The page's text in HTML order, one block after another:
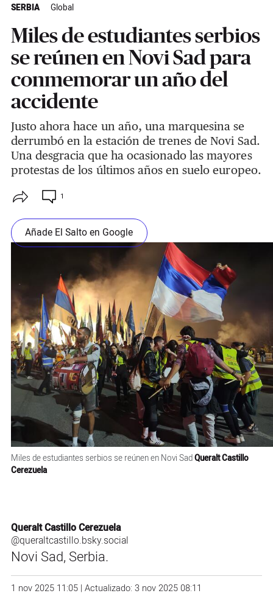
SERBIA Global
Miles de estudiantes serbios
se reúnen en Novi Sad para
conmemorar un año del
accidente
Justo ahora hace un año, una marquesina se
derrumbó en la estación de trenes de Novi Sad.
Una desgracia que ha ocasionado las mayores
protestas de los últimos años en suelo europeo.
1
Añade El Salto en Google
Miles de estudiantes serbios se reúnen en Novi SadQueralt Castillo
Cerezuela
Queralt Castillo Cerezuela
@queraltcastillo.bsky.social
Novi Sad, Serbia.
1 nov 2025 11:05 | Actualizado: 3 nov 2025 08:11